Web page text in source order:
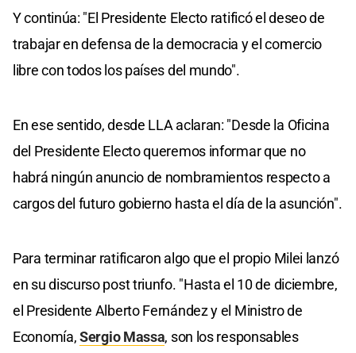
Y continúa: "El Presidente Electo ratificó el deseo de
trabajar en defensa de la democracia y el comercio
libre con todos los países del mundo".
En ese sentido, desde LLA aclaran: "Desde la Oficina
del Presidente Electo queremos informar que no
habrá ningún anuncio de nombramientos respecto a
cargos del futuro gobierno hasta el día de la asunción".
Para terminar ratificaron algo que el propio Milei lanzó
en su discurso post triunfo. "Hasta el 10 de diciembre,
el Presidente Alberto Fernández y el Ministro de
Economía,Sergio Massa, son los responsables